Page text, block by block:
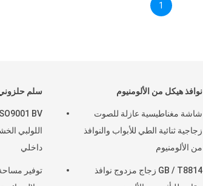
1
سلم
اللولبي
داخلي
توفير مساحة
نوافذ هيكل من الألومنيوم
شاشة مغناطيسية عازلة للصوت
زجاجية ثنائية الطي للأبواب والنوافذ
من الألومنيوم
GB / T8814 زجاج مزدوج نوافذ